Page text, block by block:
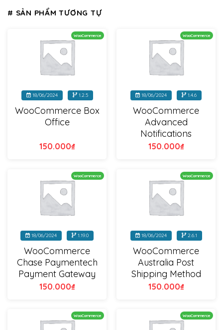
# SẢN PHẨM TƯƠNG TỰ
WooCommerce
18/06/2024 1.2.5
WooCommerce Box
Office
150.000₫
WooCommerce
18/06/2024 1.4.6
WooCommerce
Advanced
Notifications
150.000₫
WooCommerce
18/06/2024 1.19.0
WooCommerce
Chase Paymentech
Payment Gateway
150.000₫
WooCommerce
18/06/2024 2.6.1
WooCommerce
Australia Post
Shipping Method
150.000₫
WooCommerce WooCommerce